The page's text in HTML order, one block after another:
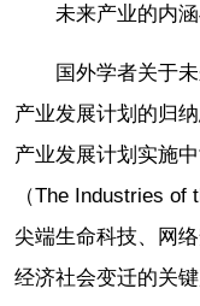
未来产业的内
国外学者关于
产业发展计划的归
产业发展计划实施
（The Industries of
尖端生命科技、网
经济社会变迁的关